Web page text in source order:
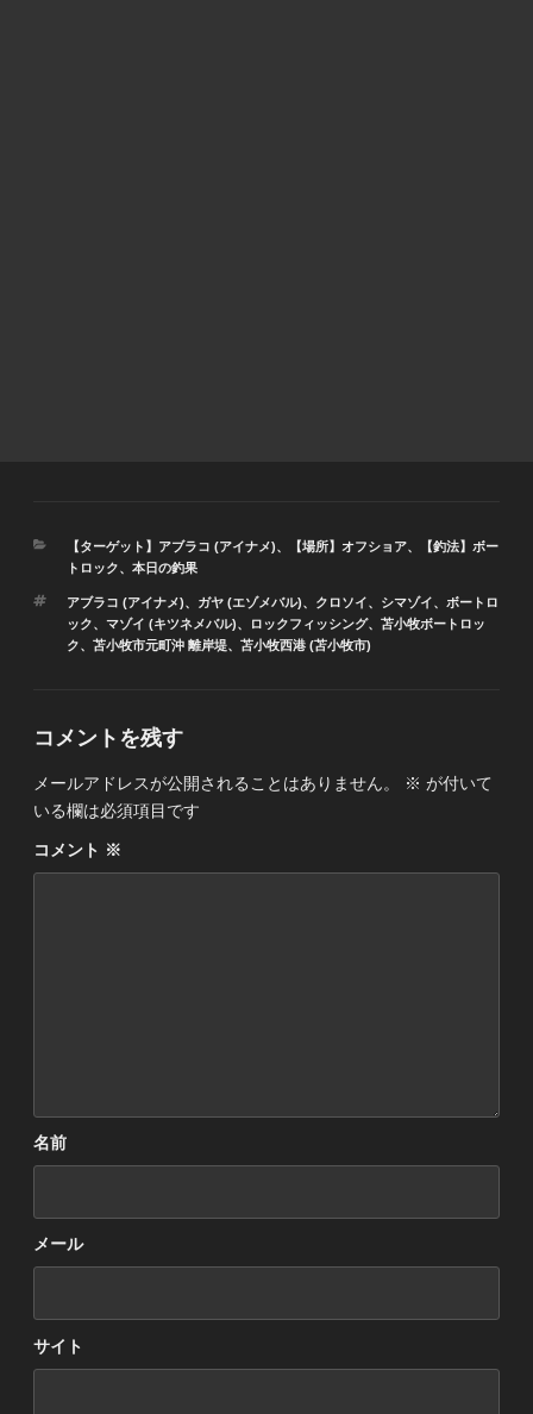
カ
テ
リ
ー
【ターゲット】アブラコ (アイナメ)、 【場所】オフショア、
【釣法】ボー
トロック、 本日の釣果
タ
グ
アブラコ (アイナメ)、 ガヤ (エゾメバル)、 クロソイ、 シマゾイ、
ボートロ
ック、 マゾイ (キツネメバル)、 ロックフィッシング、 苫小牧ボートロッ
ク、 苫小牧市元町沖 離岸堤、 苫小牧西港 (苫小牧市)
コメントを残す
メールアドレスが公開されることはありません。 ※ が付いて
いる欄は必須項目です
コメント ※
名前
メール
サイト